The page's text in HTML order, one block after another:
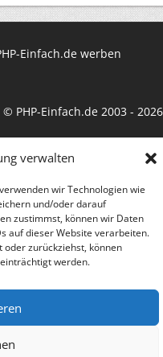
verwalten
wir Technologien wie
und/oder darauf
zustimmst, können wir Daten
auf dieser Website verarbeiten.
zurückziehst, können
werden.
Einfach.de werben
© PHP-Einfach.de 2003 - 2026